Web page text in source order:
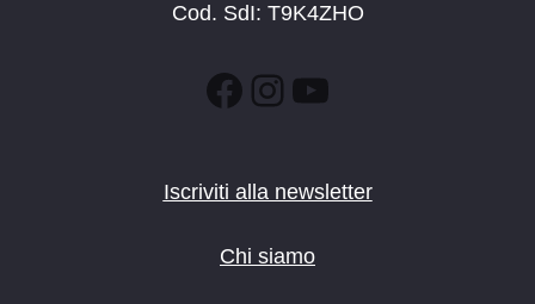
Cod. SdI: T9K4ZHO
Facebook
Instagram
YouTube
Iscriviti alla newsletter
Chi siamo